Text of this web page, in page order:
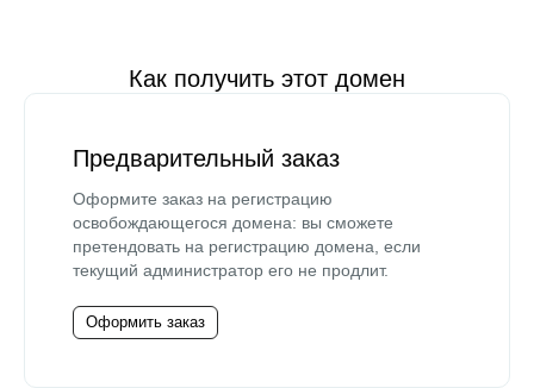
Как получить этот домен
Предварительный заказ
Оформите заказ на регистрацию
освобождающегося домена: вы сможете
претендовать на регистрацию домена, если
текущий администратор его не продлит.
Оформить заказ